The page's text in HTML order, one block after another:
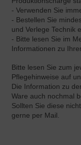
- Verwenden Sie
- Bestellen Sie
und Verlege Technik
- Bitte lesen Sie im
Informationen zu
Bitte lesen Sie zum
Pflegehinweise auf
Die Information zu
Ware auch nochmal
Sollten Sie diese
gerne per Mail.